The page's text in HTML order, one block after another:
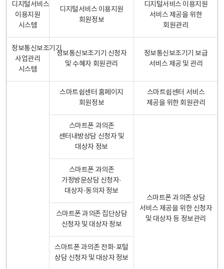
디지털서비스
이용지원
시스템
디지털서비스 이용지원
회원정보
디지털서비스 이용지원
서비스 제공을 위한
회원관리
정보통신보조기기
사업관리
시스템
정보통신보조기기 신청자
및 수혜자 회원관리
정보통신보조기기 보급
서비스 제공 및 관리
스마트쉼센터 홈페이지
회원정보
스마트쉼센터 서비스
제공을 위한 회원관리
스마트폰 과의존
센터내방상담 신청자 및
대상자 정보
스마트폰 과의존 상담
서비스 제공을 위한 신청자
및 대상자 등 정보관리
스마트폰 과의존
가정방문상담 신청자·
대상자·동의자 정보
스마트폰 과의존 집단상담
신청자 및 대상자 정보
스마트폰 과의존 전화·포털
상담 신청자 및 대상자 정보